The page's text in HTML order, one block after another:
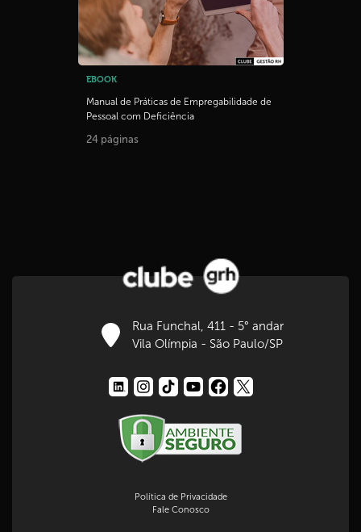
EBOOK
Manual de Práticas de Empregabilidade de
Pessoal com Deficiência
24 páginas
Rua Funchal, 411 - 5° andar
Vila Olímpia - São Paulo/SP
Política de Privacidade
Fale Conosco